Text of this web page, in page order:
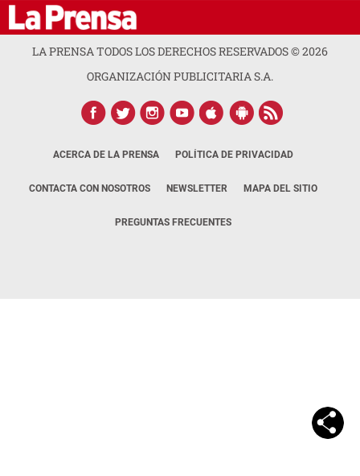
LA PRENSA TODOS LOS DERECHOS RESERVADOS ©2026
ORGANIZACIÓN PUBLICITARIA S.A.
ACERCA DE LA PRENSA POLÍTICA DE PRIVACIDAD
CONTACTA CON NOSOTROS NEWSLETTER MAPA DEL SITIO
PREGUNTAS FRECUENTES